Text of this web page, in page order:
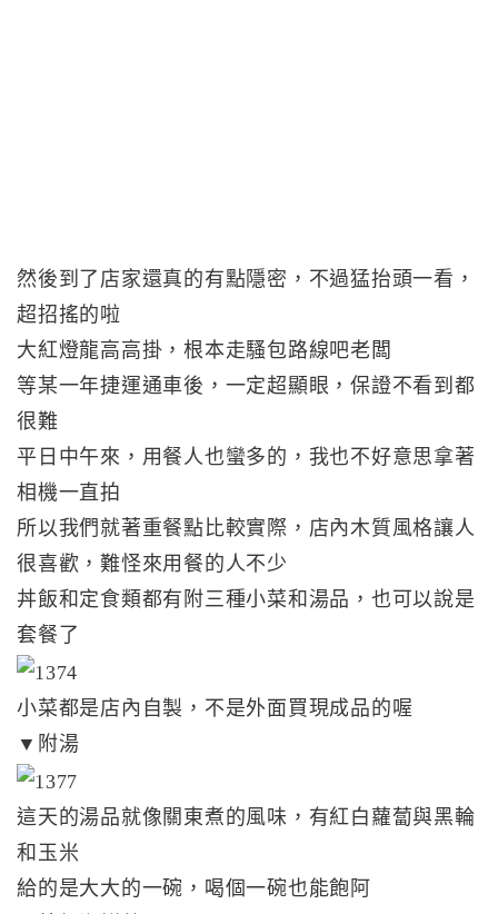
然後到了店家還真的有點隱密，不過猛抬頭一看，
超招搖的啦
大紅燈龍高高掛，根本走騷包路線吧老闆
等某一年捷運通車後，一定超顯眼，保證不看到都
很難
平日中午來，用餐人也蠻多的，我也不好意思拿著
相機一直拍
所以我們就著重餐點比較實際，店內木質風格讓人
很喜歡，難怪來用餐的人不少
丼飯和定食類都有附三種小菜和湯品，也可以說是
套餐了
小菜都是店內自製，不是外面買現成品的喔
▼附湯
這天的湯品就像關東煮的風味，有紅白蘿蔔與黑輪
和玉米
給的是大大的一碗，喝個一碗也能飽阿